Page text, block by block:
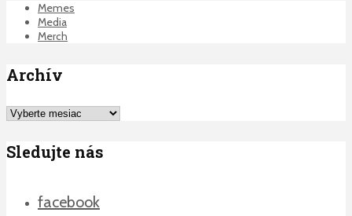
Memes
Media
Merch
Archív
Archív
Sledujte nás
facebook